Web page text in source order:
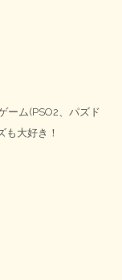
ーム(PSO2、パズド
も大好き！